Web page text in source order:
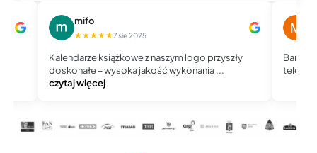
mifo
★★★★★7 sie 2025
Kalendarze książkowe z naszym logo przyszły
doskonałe – wysoka jakość wykonania ...
czytaj więcej
Bardzo